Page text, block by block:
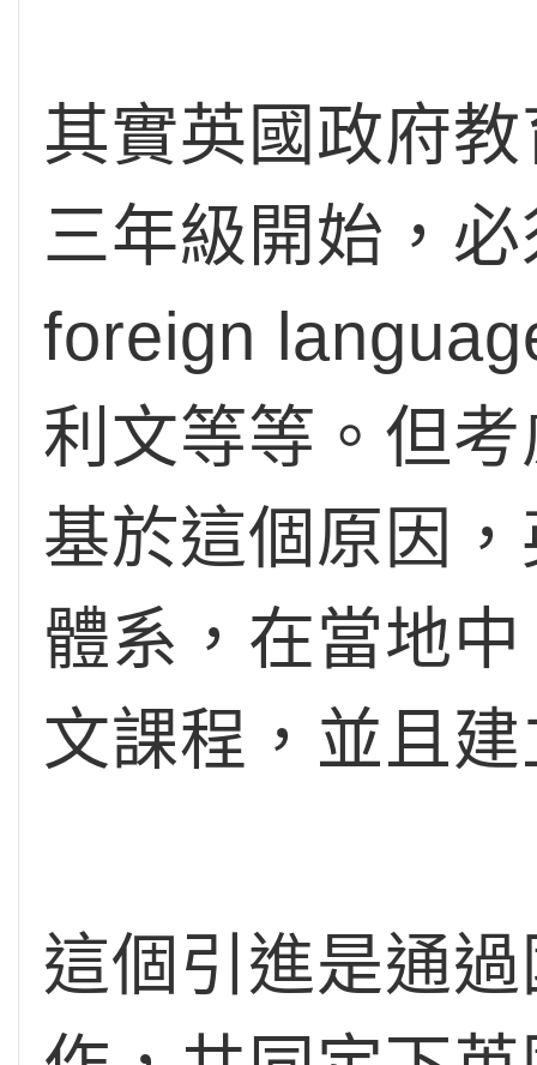
其實英國政府
三年級開始，
foreign
利文等等。但
基於這個原因
體系，在當地
文課程，並且
這個引進是通